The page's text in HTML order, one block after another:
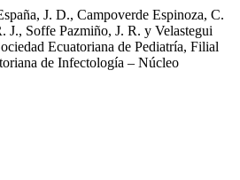
J. D., Campoverde Espinoza, C.
Soffe Pazmiño, J. R. y Velastegui
Ecuatoriana de Pediatría, Filial
de Infectología – Núcleo